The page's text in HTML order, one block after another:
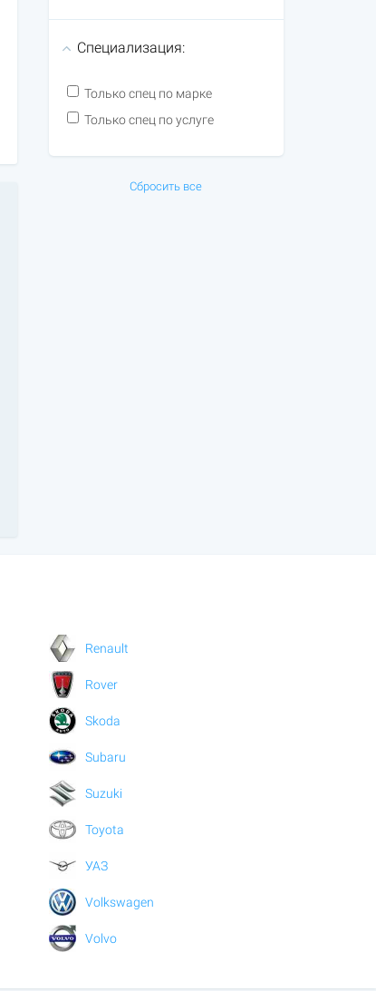
Специализация:
Только спец по марке
Только спец по услуге
Сбросить все
Renault
Rover
Skoda
Subaru
Suzuki
Toyota
УАЗ
Volkswagen
Volvo